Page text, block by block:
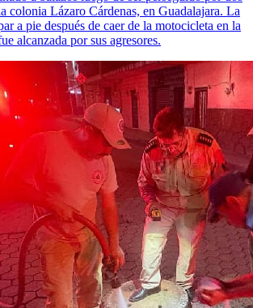
colonia Lázaro Cárdenas, en Guadalajara. La
a pie después de caer de la motocicleta en la
alcanzada por sus agresores.